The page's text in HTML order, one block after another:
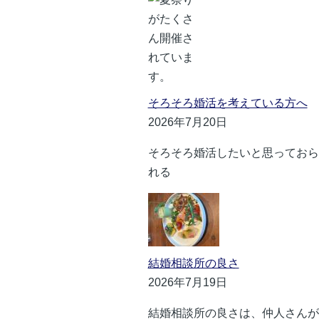
そろそろ婚活を考えている方へ
2026年7月20日
そろそろ婚活したいと思っておら
れる
結婚相談所の良さ
2026年7月19日
結婚相談所の良さは、仲人さんが